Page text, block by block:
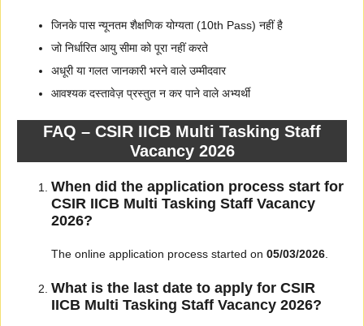
जिनके पास न्यूनतम शैक्षणिक योग्यता (10th Pass) नहीं है
जो निर्धारित आयु सीमा को पूरा नहीं करते
अधूरी या गलत जानकारी भरने वाले उम्मीदवार
आवश्यक दस्तावेज़ प्रस्तुत न कर पाने वाले अभ्यर्थी
FAQ – CSIR IICB Multi Tasking Staff
Vacancy 2026
When did the application process start for
CSIR IICB Multi Tasking Staff Vacancy
2026?
The online application process started on 05/03/2026
What is the last date to apply for CSIR
IICB Multi Tasking Staff Vacancy 2026?